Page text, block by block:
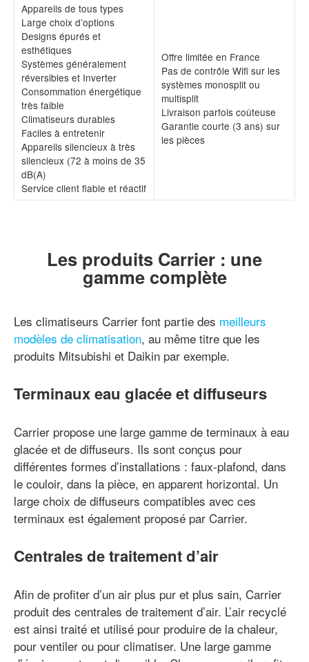
Appareils de tous types
Large choix d’options
Designs épurés et
esthétiques
Systèmes généralement
réversibles et Inverter
Consommation énergétique
très faible
Climatiseurs durables
Faciles à entretenir
Appareils silencieux à très
silencieux (72 à moins de 35
dB(A)
Service client fiable et réactif
Offre limitée en France
Pas de contrôle Wifi sur les
systèmes monosplit ou
multisplit
Livraison parfois coûteuse
Garantie courte (3 ans) sur
les pièces
Les produits Carrier : une
gamme complète
Les climatiseurs Carrier font partie des meilleurs
modèles de climatisation, au même titre que les
produits Mitsubishi et Daikin par exemple.
Terminaux eau glacée et diffuseurs
Carrier propose une large gamme de terminaux à eau
glacée et de diffuseurs. Ils sont conçus pour
différentes formes d’installations : faux-plafond, dans
le couloir, dans la pièce, en apparent horizontal. Un
large choix de diffuseurs compatibles avec ces
terminaux est également proposé par Carrier.
Centrales de traitement d’air
Afin de profiter d’un air plus pur et plus sain, Carrier
produit des centrales de traitement d’air. L’air recyclé
est ainsi traité et utilisé pour produire de la chaleur,
pour ventiler ou pour climatiser. Une large gamme